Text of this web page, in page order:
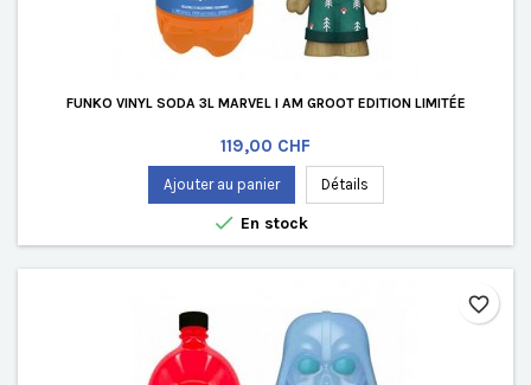
FUNKO VINYL SODA 3L MARVEL I AM GROOT EDITION LIMITÉE
Prix
119,00 CHF
Ajouter au panier Détails
 En stock
favorite_border